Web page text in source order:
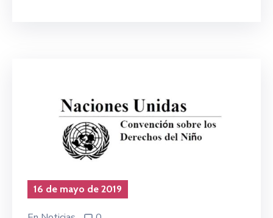
16 de mayo de 2019